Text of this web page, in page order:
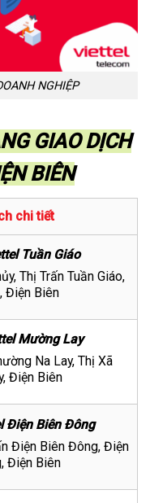
NGHIỆP
GIAO DỊCH
BIÊN
chi tiết
Tuần Giáo
Thị Trấn Tuần Giáo,
Điện Biên
Mường Lay
Na Lay, Thị Xã
Điện Biên
Điện Biên Đông
Điện Biên Đông, Điện
Điện Biên